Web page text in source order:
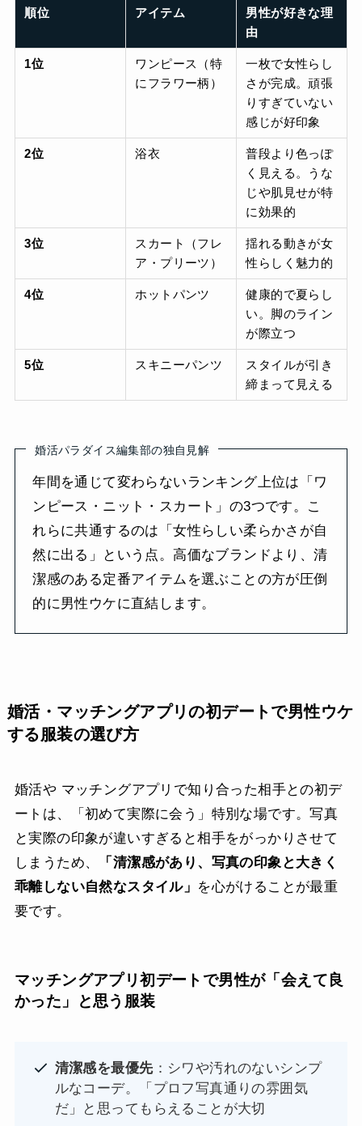
順位 アイテム
男性が好きな理
由
1位
ワンピース（特
にフラワー柄）
一枚で女性らし
さが完成。頑張
りすぎていない
感じが好印象
2位 浴衣
普段より色っぽ
く見える。うな
じや肌見せが特
に効果的
3位
スカート（フレ
ア・プリーツ）
揺れる動きが女
性らしく魅力的
4位 ホットパンツ
健康的で夏らし
い。脚のライン
が際立つ
5位 スキニーパンツ
スタイルが引き
締まって見える
婚活パラダイス編集部の独自見解
年間を通じて変わらないランキング上位は「ワ
ンピース・ニット・スカート」の3つです。こ
れらに共通するのは「女性らしい柔らかさが自
然に出る」という点。高価なブランドより、清
潔感のある定番アイテムを選ぶことの方が圧倒
的に男性ウケに直結します。
婚活・マッチングアプリの初デートで男性ウケ
する服装の選び方
婚活や マッチングアプリで知り合った相手との初デ
ートは、「初めて実際に会う」特別な場です。写真
と実際の印象が違いすぎると相手をがっかりさせて
しまうため、
「清潔感があり、写真の印象と大きく
乖離しない自然なスタイル」 を心がけることが最重
要です。
マッチングアプリ初デートで男性が「会えて良
かった」と思う服装
清潔感を最優先：シワや汚れのないシンプ
ルなコーデ。「プロフ写真通りの雰囲気
だ」と思ってもらえることが大切